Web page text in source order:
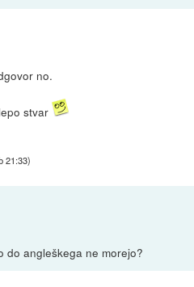
no.
stvar
21:33)
do angleškega ne morejo?